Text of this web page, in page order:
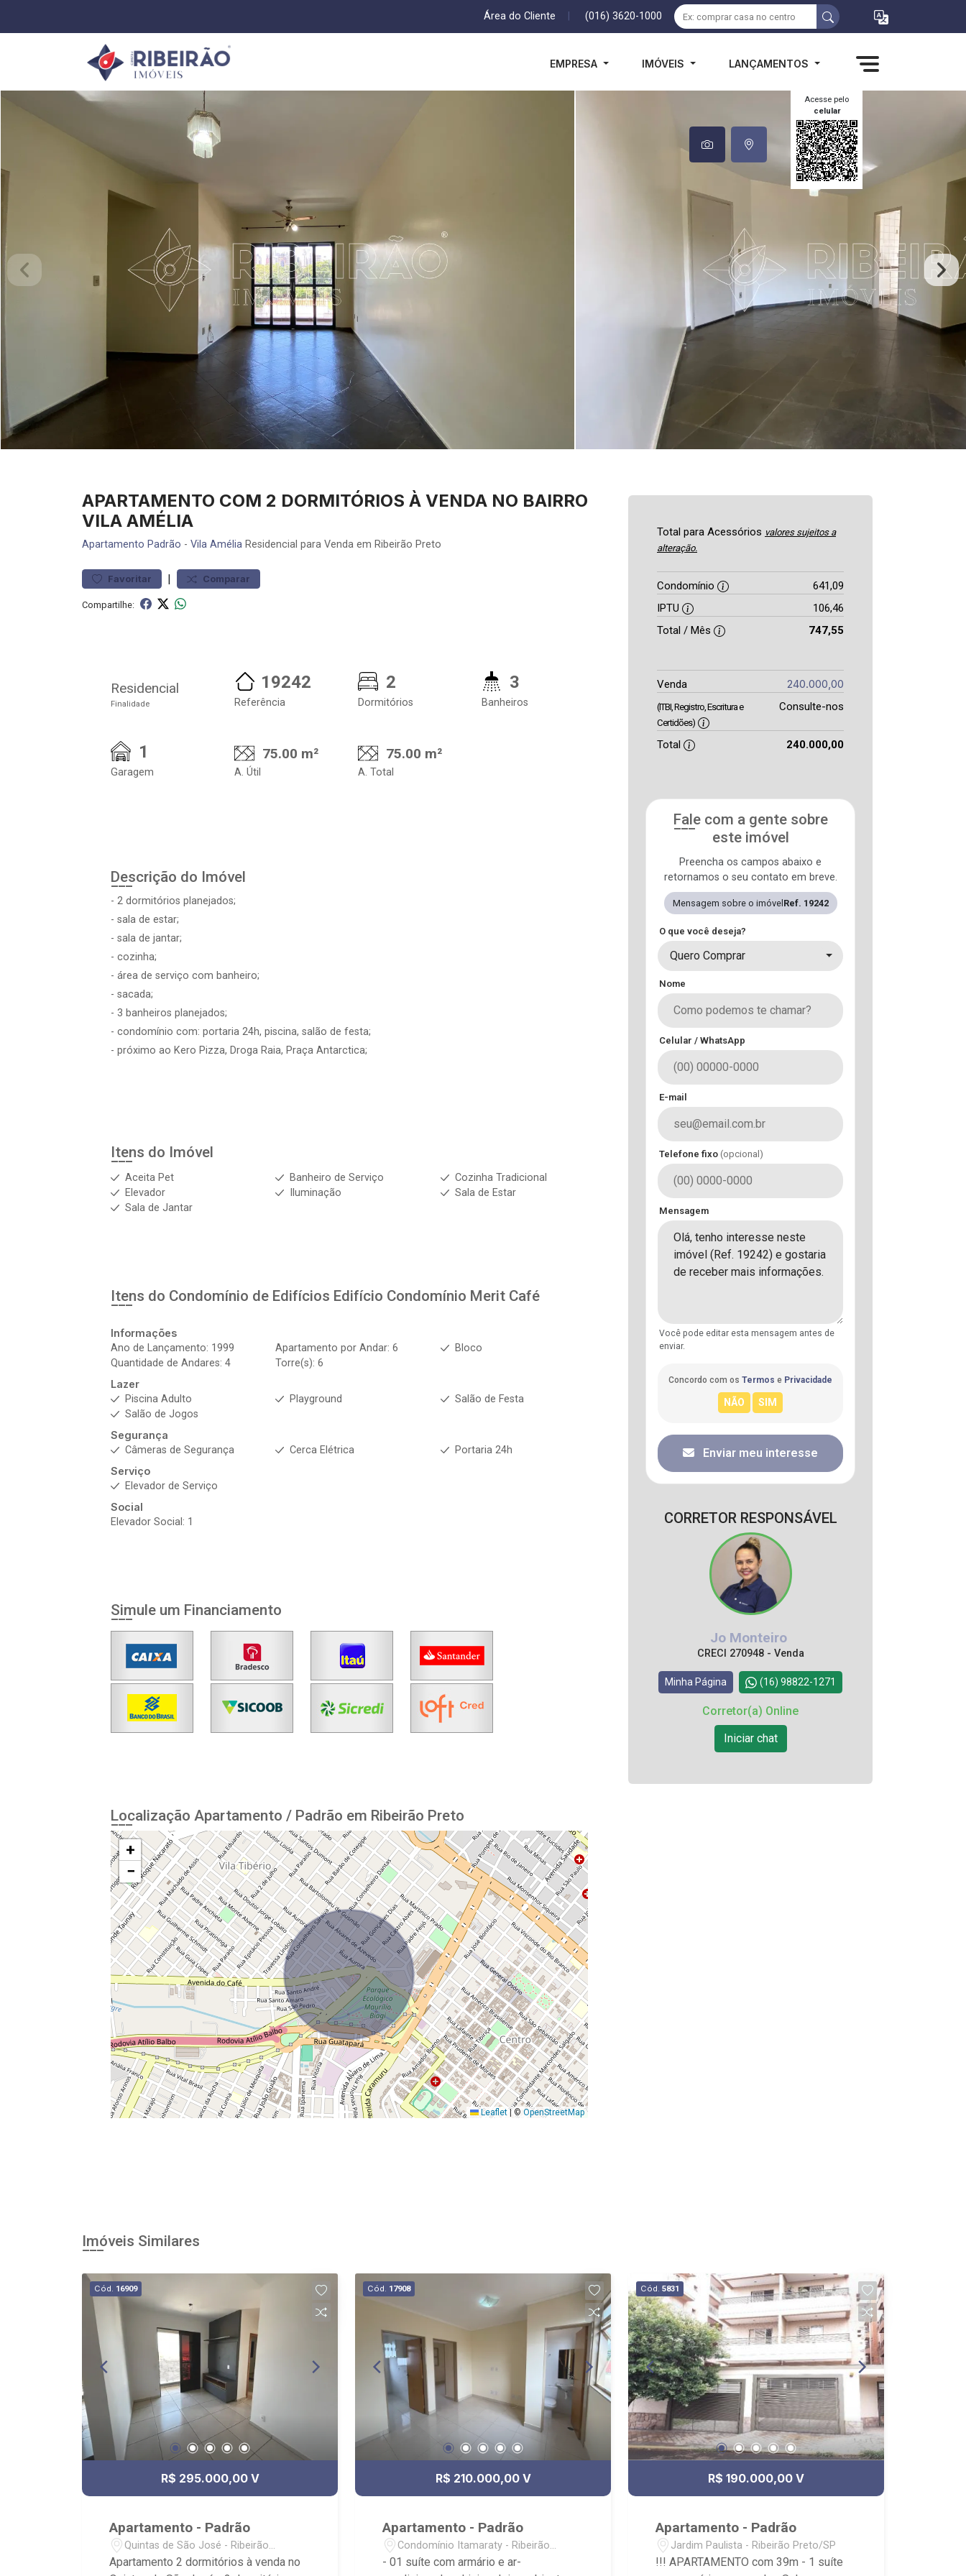
Área do Cliente (016) 3620-1000
EMPRESA IMÓVEIS LANÇAMENTOS
Acesse pelo
celular
APARTAMENTO COM 2 DORMITÓRIOS À VENDA NO BAIRRO
VILA AMÉLIA
Apartamento Padrão - Vila Amélia Residencial para Venda em Ribeirão Preto
Favoritar | Comparar
Compartilhe:
Residencial
Finalidade
19242
Referência
2
Dormitórios
3
Banheiros
1
Garagem
75.00 m²
A. Útil
75.00 m²
A. Total
Descrição do Imóvel
- 2 dormitórios planejados;
- sala de estar;
- sala de jantar;
- cozinha;
- área de serviço com banheiro;
- sacada;
- 3 banheiros planejados;
- condomínio com: portaria 24h, piscina, salão de festa;
- próximo ao Kero Pizza, Droga Raia, Praça Antarctica;
Itens do Imóvel
Aceita Pet Banheiro de Serviço
Cozinha Tradicional
Elevador
Iluminação
Sala de Estar
Sala de Jantar
Itens do Condomínio de Edifícios Edifício Condomínio Merit Café
Informações
Ano de Lançamento: 1999
Apartamento por Andar: 6
Bloco
Quantidade de Andares: 4
Torre(s): 6
Lazer
Piscina Adulto
Playground
Salão de Festa
Salão de Jogos
Segurança
Câmeras de Segurança
Cerca Elétrica
Portaria 24h
Serviço
Elevador de Serviço
Social
Elevador Social: 1
Simule um Financiamento
Localização Apartamento / Padrão em Ribeirão Preto
+
−
Leaflet | © OpenStreetMap
Total para Acessórios valores sujeitos a
alteração.
Condomínio
641,09
IPTU
106,46
Total / Mês
747,55
Venda 240.000,00
(ITBI, Registro, Escritura e
Certidões)
Consulte-nos
Total 240.000,00
Fale com a gente sobre
este imóvel
Preencha os campos abaixo e
retornamos o seu contato em breve.
Mensagem sobre o imóvel Ref. 19242
O que você deseja?
Quero Comprar
Nome
Celular / WhatsApp
E-mail
Telefone fixo (opcional)
Mensagem
Você pode editar esta mensagem antes de
enviar.
Concordo com os Termos e Privacidade
Enviar meu interesse
CORRETOR RESPONSÁVEL
Jo Monteiro
CRECI 270948 - Venda
Minha Página (16) 98822-1271
Corretor(a) Online
Iniciar chat
Imóveis Similares
Cód. 16909
R$ 295.000,00 V
Apartamento - Padrão
Quintas de São José - Ribeirão
Preto/SP
Apartamento 2 dormitórios à venda no
Cód. 17908
R$ 210.000,00 V
Apartamento - Padrão
Condomínio Itamaraty - Ribeirão
Preto/SP
- 01 suíte com armário e ar-
Cód. 5831
R$ 190.000,00 V
Apartamento - Padrão
Jardim Paulista - Ribeirão Preto/SP
!!! APARTAMENTO com 39m - 1 suíte